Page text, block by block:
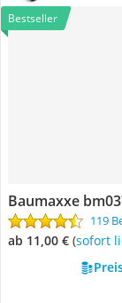
Bestseller
Baumaxxe
119
ab 11,00 € ( Sofort